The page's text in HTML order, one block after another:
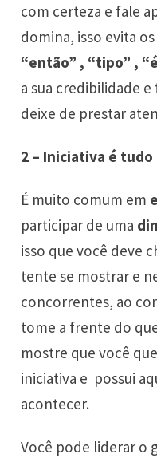
com certeza e fale
domina, isso evita
“então” , “tipo” ,
a sua credibilidade
deixe de prestar
2 – Iniciativa é tudo
É muito comum em
participar de uma
isso que você deve
tente se mostrar e
concorrentes, ao
tome a frente do
mostre que você
iniciativa e possui
acontecer.
Você pode liderar o